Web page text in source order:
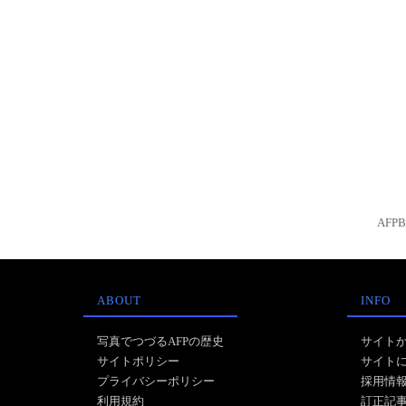
ABOUT
写真でつづるAFPの歴史
サイトポリシー
プライバシーポリシー
利用規約
INFO
サイト
サイト
採用情
訂正記